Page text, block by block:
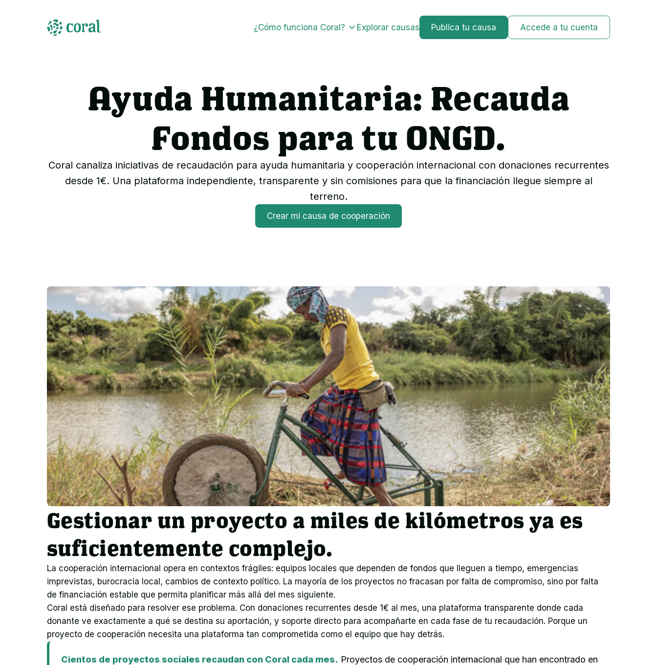
¿Cómo funciona Coral? Explorar causas Publica tu causa Accede a tu cuenta
Ayuda Humanitaria: Recauda
Fondos para tu ONGD.
Coral canaliza iniciativas de recaudación para ayuda humanitaria y cooperación internacional con donaciones recurrentes
desde 1€. Una plataforma independiente, transparente y sin comisiones para que la financiación llegue siempre al
terreno.
Crear mi causa de cooperación
Gestionar un proyecto a miles de kilómetros ya es
suficientemente complejo.
La cooperación internacional opera en contextos frágiles: equipos locales que dependen de fondos que lleguen a tiempo, emergencias
imprevistas, burocracia local, cambios de contexto político. La mayoría de los proyectos no fracasan por falta de compromiso, sino por falta
de financiación estable que permita planificar más allá del mes siguiente.
Coral está diseñado para resolver ese problema. Con donaciones recurrentes desde 1€ al mes, una plataforma transparente donde cada
donante ve exactamente a qué se destina su aportación, y soporte directo para acompañarte en cada fase de tu recaudación. Porque un
proyecto de cooperación necesita una plataforma tan comprometida como el equipo que hay detrás.
Cientos de proyectos sociales recaudan con Coral cada mes. Proyectos de cooperación internacional que han encontrado en